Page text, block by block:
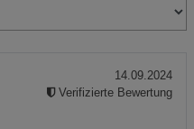
14.09.2024
Verifizierte Bewertung